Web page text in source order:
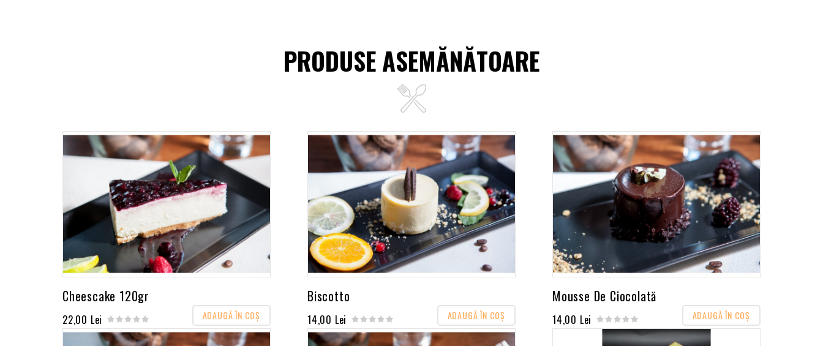
PRODUSE ASEMĂNĂTOARE
Cheescake 120gr
22,00 Lei ADAUGĂ ÎN COŞ
Biscotto
14,00 Lei ADAUGĂ ÎN COŞ
Mousse De Ciocolată
14,00 Lei ADAUGĂ ÎN COŞ